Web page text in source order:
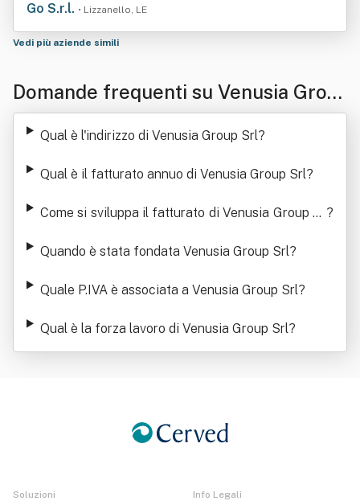
Go S.r.l. • Lizzanello, LE
Vedi più aziende simili
Domande frequenti su Venusia Grou
p Srl
Qual è l'indirizzo di Venusia Group Srl?
Qual è il fatturato annuo di Venusia Group Srl?
Come si sviluppa il fatturato di Venusia Group Sr ?
Quando è stata fondata Venusia Group Srl?
Quale P.IVA è associata a Venusia Group Srl?
Qual è la forza lavoro di Venusia Group Srl?
Soluzioni Info Legali